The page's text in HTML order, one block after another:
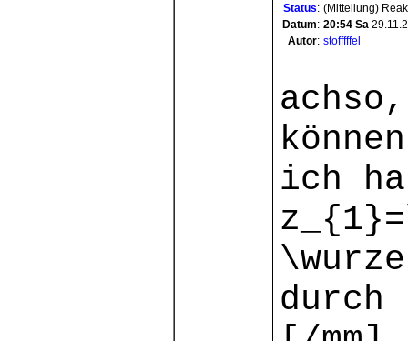
Status: (Mitteilung)
Datum: 20:54 Sa
Autor: stofffffel
ich